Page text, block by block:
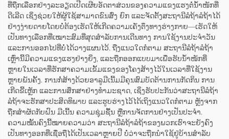
ທີ່ຖືກເລືອກຢ່າງລະອຽດເປີດເຜີຍອັດຕາສ່ວນຂອງຄວາມແຂງແຮງຕໍ່ນ້ຳໜັກທີ່
ດີເລີດ ເຊິ່ງຊ່ວຍໃຫ້ຜູ້ໃຊ້ສາມາດຂົນສົ່ງ ຍົກ ແລະຈັດຕັ້ງສະຖານີລໍຖ້າລໍຖ້າໄດ້
ຢ່າງງ່າຍດາຍໂດຍບໍ່ຕ້ອງເຮັດໃຫ້ເກີດຄວາມເຄັ່ງຕຶງທາງຮ່າງກາຍ—ເຮັດໃຫ້
ເປັນທາງເລືອກທີ່ເໝາະສົມທີ່ສຸດສຳລັບການເດີນທາງ ການໃຊ້ງານປະຈຳວັນ
ແລະການອອກໄປທີ່ບໍ່ໄດ້ວາງແຜນໄວ້. ຖືງແນວໃດກໍຕາມ ສະຖານີລໍຖ້າລໍຖ້າ
ເຫຼົ່ານີ້ມີຄວາມແຂງແຮງຢ່າງຍິ່ງ, ແລະຖືກອອກແບບມາເພື່ອຮັບນ້ຳໜັກທີ່
ຫຼາຍໃນເວລາທີ່ຮັກສາຄວາມເຂັ້ມແຂງຂອງໂຄງສ້າງໄວ້ໃນເວລາທີ່ໃຊ້ງານ
ຫຼາຍພັນຄັ້ງ. ການກໍ່ສ້າງດ້ວຍອາລູມີເນີ້ມມີຄຸນສົມບັດຕ້ານການກັດກິນ ການ
ເກີດຂີ້ເຫຼັກ ແລະການສຶກສາຢ່າງທຳມະຊາດ, ເຊິ່ງຮັບປະກັນວ່າສະຖານີລໍຖ້າ
ລໍຖ້າຈະຮັກສາປະສິດທິພາບ ແລະຮູບຮ່າງໄວ້ໄດ້ເຖິງແນວໃດກໍຕາມ ຫຼັງຈາກ
ຖືກສຳຜັດກັບຝົນ ມີເນີ້ນ ຄວາມຊຸ່ມຊື້ນ ຫຼືການຈັດການຢ່າງເປັນປະຈຳ.
ຄວາມໝັ້ນຄົງນີ້ໝາຍຄວາມວ່າ ສະຖານີລໍຖ້າລໍຖ້າຂອງພວກເຮົາຈະຍັງຄົງ
ເປັນທາງອອກທີ່ເຊື່ອຖືໄດ້ເປັນເວລາຫຼາຍປີ ບໍ່ວ່າຈະຖືກນຳໃຊ້ຢູ່ບ້ານສຳລັບ